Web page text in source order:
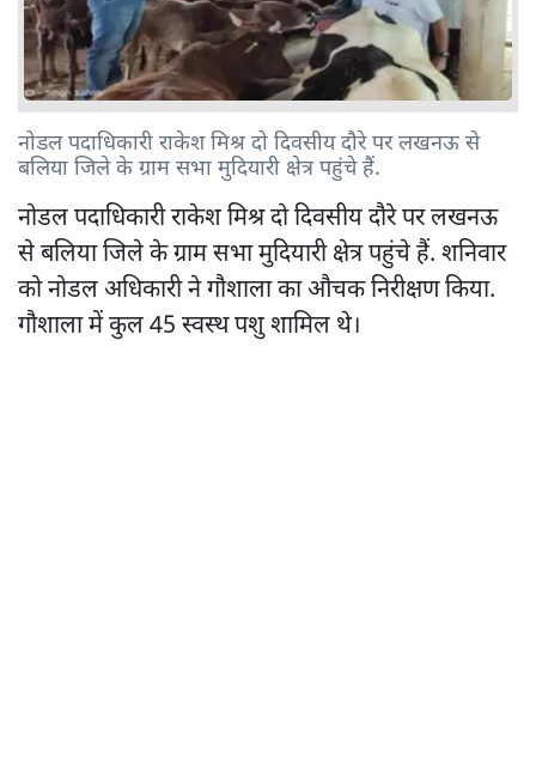
नोडल पदाधिकारी राकेश मिश्र दो दिवसीय दौरे पर लखनऊ से
बलिया जिले के ग्राम सभा मुदियारी क्षेत्र पहुंचे हैं.
नोडल पदाधिकारी राकेश मिश्र दो दिवसीय दौरे पर लखनऊ
से बलिया जिले के ग्राम सभा मुदियारी क्षेत्र पहुंचे हैं. शनिवार
को नोडल अधिकारी ने गौशाला का औचक निरीक्षण किया.
गौशाला में कुल 45 स्वस्थ पशु शामिल थे।